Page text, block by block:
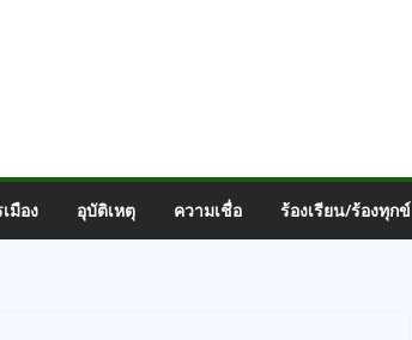
มือง อุบัติเหตุ ความเชื่อ ร้องเรียน/ร้องทุกข์